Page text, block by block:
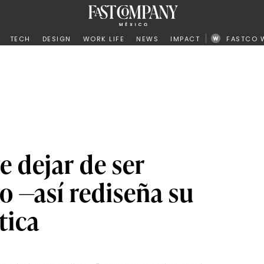
TECH DESIGN WORK LIFE NEWS IMPACT FASTCO
dejar de ser
—así rediseña su